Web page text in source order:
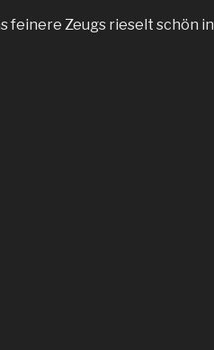
feinere Zeugs rieselt schön in